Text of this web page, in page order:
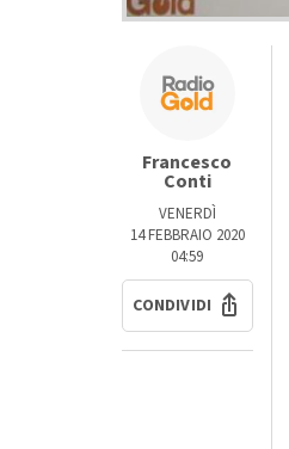
Francesco
Conti
VENERDÌ
14 FEBBRAIO 2020
04:59
CONDIVIDI